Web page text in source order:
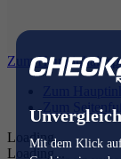
Mit dem Klick
Zum Hauptinhalt
Zum
Zum
Loading...
Loading...